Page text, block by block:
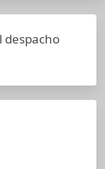
despacho